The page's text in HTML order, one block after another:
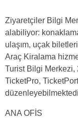
Ziyaretçiler Bilgi
alabiliyor:
ulaşım, uçak
Araç Kiralama
Turist Bilgi Merkezi,
TicketPro,
ANA OFİS